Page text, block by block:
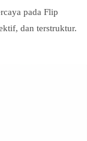
pada Flip
dan terstruktur.